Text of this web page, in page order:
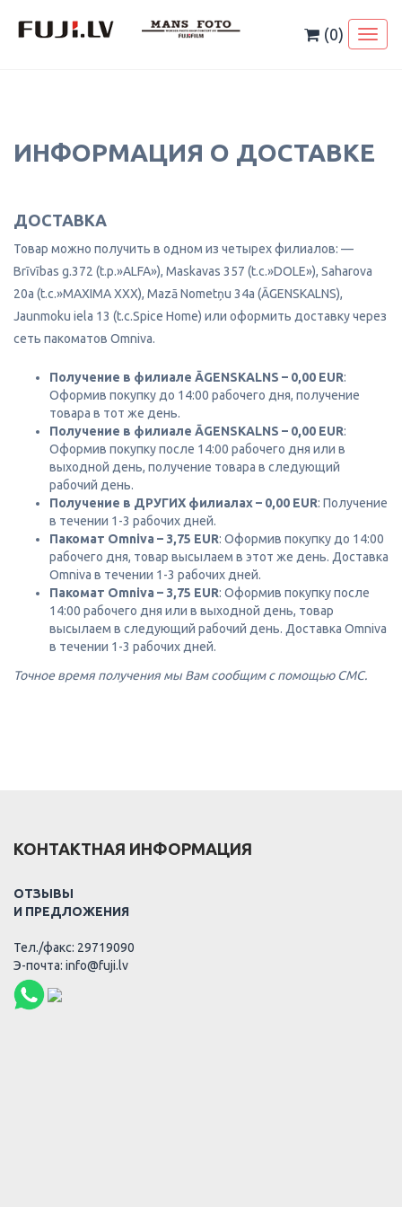
(0)
ИНФОРМАЦИЯ О ДОСТАВКЕ
ДОСТАВКА
Товар можно получить в одном из четырех филиалов: —
Brīvības g.372 (t.p.»ALFA»), Maskavas 357 (t.c.»DOLE»), Saharova
20a (t.c.»MAXIMA XXX), Mazā Nometņu 34a (ĀGENSKALNS),
Jaunmoku iela 13 (t.c.Spice Home) или оформить доставку через
сеть пакоматов Omniva.
Получение в филиале ĀGENSKALNS – 0,00 EUR:
Оформив покупку до 14:00 рабочего дня, получение
товара в тот же день.
Получение в филиале ĀGENSKALNS – 0,00 EUR:
Оформив покупку после 14:00 рабочего дня или в
выходной день, получение товара в следующий
рабочий день.
Получение в ДРУГИХ филиалах – 0,00 EUR: Получение
в течении 1-3 рабочих дней.
Пакомат Omniva – 3,75 EUR: Оформив покупку до 14:00
рабочего дня, товар высылаем в этот же день. Доставка
Omniva в течении 1-3 рабочих дней.
Пакомат Omniva – 3,75 EUR: Оформив покупку после
14:00 рабочего дня или в выходной день, товар
высылаем в следующий рабочий день. Доставка Omniva
в течении 1-3 рабочих дней.
Точное время получения мы Вам сообщим с помощью СМС.
КОНТАКТНАЯ ИНФОРМАЦИЯ
ОТЗЫВЫ
И ПРЕДЛОЖЕНИЯ
Тел./факс: 29719090
Э-почта: info@fuji.lv